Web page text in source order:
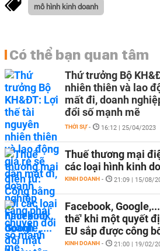
mô hình kinh doanh
Có thể bạn quan tâm
Thứ trưởng Bộ
nhiên thiên và lao
mất đi, doanh
đổi số mạnh mẽ
THỜI SỰ - 16:12 | 25/04/2023
Thuế thương mại
các loại hình kinh
KINH DOANH - 21:09 | 15/08/
Facebook,
thế' khi một quyết
EU sắp được công
KINH DOANH - 21:00 | 19/02/